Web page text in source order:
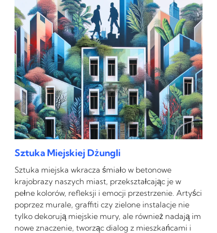
Sztuka Miejskiej Dżungli
Sztuka miejska wkracza śmiało w betonowe
krajobrazy naszych miast, przekształcając je w
pełne kolorów, refleksji i emocji przestrzenie. Artyści
poprzez murale, graffiti czy zielone instalacje nie
tylko dekorują miejskie mury, ale również nadają im
nowe znaczenie, tworząc dialog z mieszkańcami i